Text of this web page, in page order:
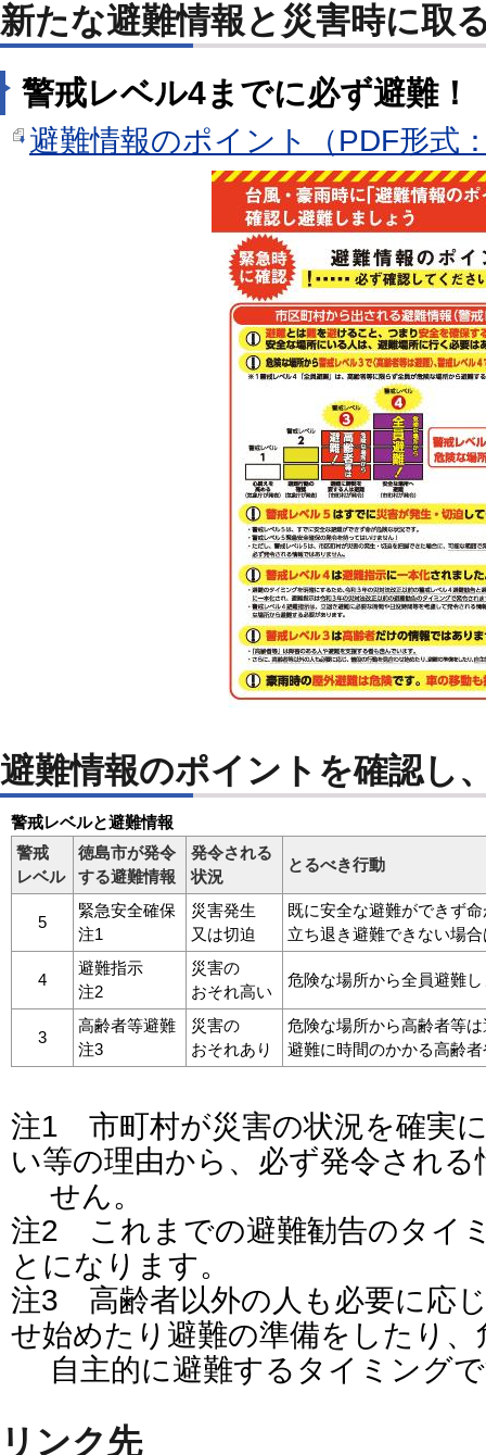
新たな避難情報と災害時に取
警戒レベル4までに必ず避難！
避難情報のポイント（PDF形式
避難情報のポイントを確認し
警戒レベルと避難情報
警戒
レベル
徳島市が発令
する避難情報
発令される
状況
とるべき行動
5
緊急安全確保
注1
災害発生
又は切迫
既に安全な避難ができず
立ち退き避難できない場
4
避難指示
注2
災害の
おそれ高い
危険な場所から全員避難
3
高齢者等避難
注3
災害の
おそれあり
危険な場所から高齢者等
避難に時間のかかる高齢
注1 市町村が災害の状況を確実
い等の理由から、必ず発令され
せん。
注2 これまでの避難勧告のタイ
とになります。
注3 高齢者以外の人も必要に応
せ始めたり避難の準備をしたり
自主的に避難するタイミング
リンク先